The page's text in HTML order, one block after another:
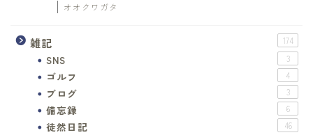
オオクワガタ
雑記 174
SNS 3
ゴルフ 4
ブログ 3
備忘録 6
徒然日記 46